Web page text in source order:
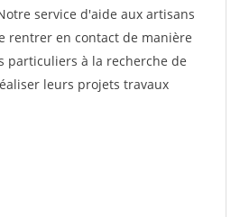
service d'aide aux artisans
rentrer en contact de manière
particuliers à la recherche de
leurs projets travaux